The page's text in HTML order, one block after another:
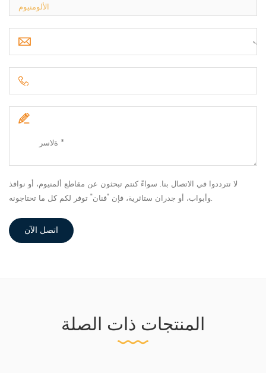
الألومنيوم
لا تترددوا في الاتصال بنا. سواءً كنتم تبحثون عن مقاطع ألمنيوم، أو نوافذ
وأبواب، أو جدران ستائرية، فإن "فنان" توفر لكم كل ما تحتاجونه.
اتصل الآن
المنتجات ذات الصلة